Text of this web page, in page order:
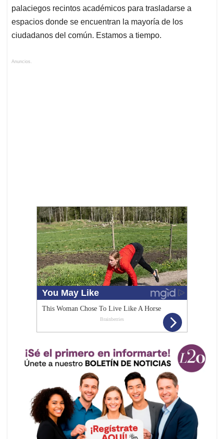
palaciegos recintos académicos para trasladarse a
espacios donde se encuentran la mayoría de los
ciudadanos del común. Estamos a tiempo.
Anuncios.